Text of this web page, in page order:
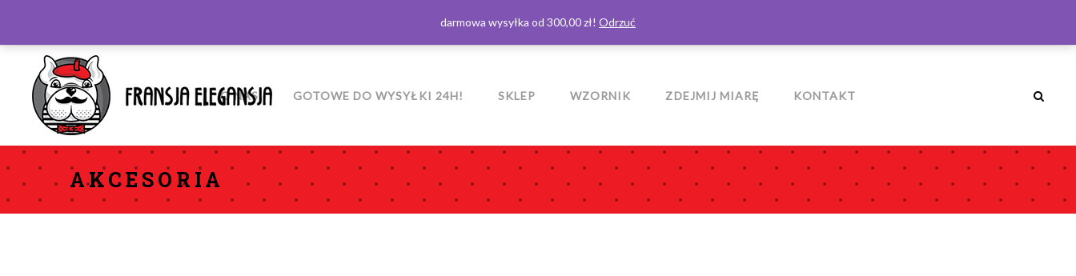
O NAS GOTOWE DO WYSYŁKI 24H! SKLEP WZORNIK ZDEJMIJ MIARĘ KONTAKT
AKCESORIA
darmowa wysyłka od 300,00 zł! Odrzuć